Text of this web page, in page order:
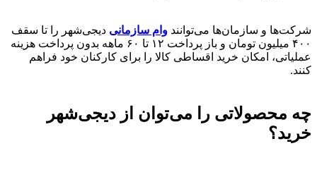
شرکت‌ها و سازمان‌ها می‌توانند وام سازمانی دیجی‌شهر را تا سقف
۴۰۰ میلیون تومان و باز پرداخت ۱۲ تا ۶۰
ماهه بدون پرداخت هزینه
عملیاتی، امکان خرید اقساطی کالا را برای کارکنان خود فراهم
کنند.
چه محصولاتی را می‌توان از دیجی‌شهر
خرید؟